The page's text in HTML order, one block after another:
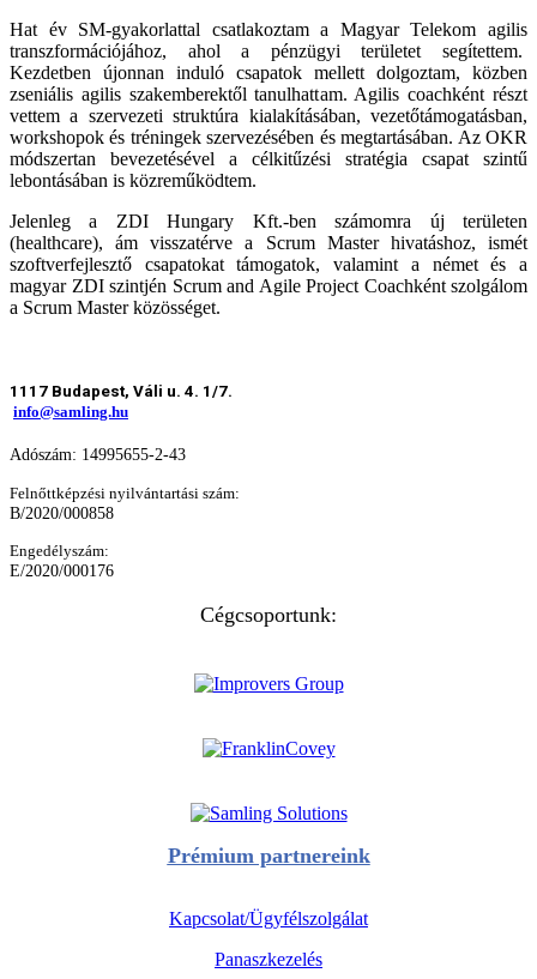
Hat év SM-gyakorlattal csatlakoztam a Magyar Telekom agilis
transzformációjához, ahol a pénzügyi területet segítettem.
Kezdetben újonnan induló csapatok mellett dolgoztam, közben
zseniális agilis szakemberektől tanulhattam. Agilis coachként részt
vettem a szervezeti struktúra kialakításában, vezetőtámogatásban,
workshopok és tréningek szervezésében és megtartásában. Az OKR
módszertan bevezetésével a célkitűzési stratégia csapat szintű
lebontásában is közreműködtem.
Jelenleg a ZDI Hungary Kft.-ben számomra új területen
(healthcare), ám visszatérve a Scrum Master hivatáshoz, ismét
szoftverfejlesztő csapatokat támogatok, valamint a német és a
magyar ZDI szintjén Scrum and Agile Project Coachként szolgálom
a Scrum Master közösséget.
1117 Budapest, Váli u. 4. 1/7.
info@samling.hu
Adószám: 14995655-2-43
Felnőttképzési nyilvántartási szám:
B/2020/000858
Engedélyszám:
E/2020/000176
Cégcsoportunk:
Prémium partnereink
Kapcsolat/Ügyfélszolgálat
Panaszkezelés